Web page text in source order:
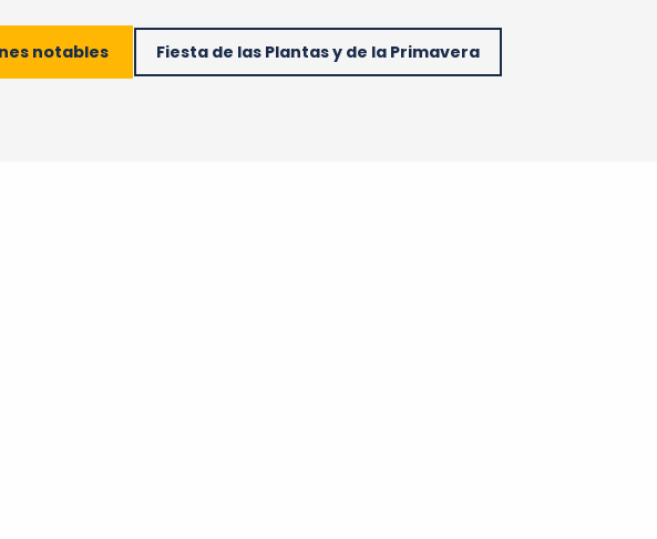
notables Fiesta de las Plantas y de la Primavera